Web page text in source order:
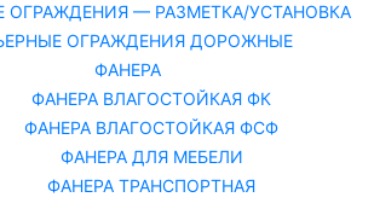
ОГРАЖДЕНИЯ — РАЗМЕТКА/УСТАНОВКА
ОГРАЖДЕНИЯ ДОРОЖНЫЕ
ФАНЕРА
ФАНЕРА ВЛАГОСТОЙКАЯ ФК
ФАНЕРА ВЛАГОСТОЙКАЯ ФСФ
ФАНЕРА ДЛЯ МЕБЕЛИ
ФАНЕРА ТРАНСПОРТНАЯ